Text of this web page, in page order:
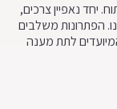
יחד נאפיין צרכים,
הפתרונות משלבים
לתת מענה